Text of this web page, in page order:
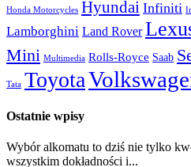
Honda Motorcycles Hyundai Infiniti
Lamborghini Land Rover
Mini Multimedia Rolls-Royce Saab
Tata Toyota
Ostatnie wpisy
Wybór alkomatu to dziś nie tylko
wszystkim dokładności i...